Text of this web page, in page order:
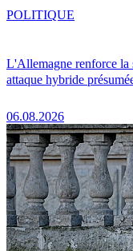
L'Allemagne renforce la
attaque hybride
06.08.2026
POLITIQUE